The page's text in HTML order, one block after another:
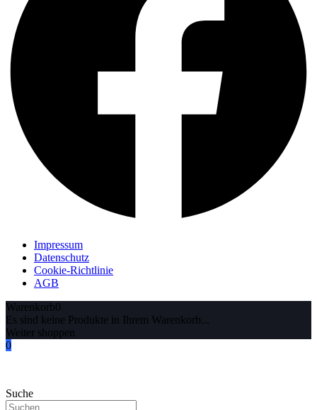
Impressum
Datenschutz
Cookie-Richtlinie
AGB
Warenkorb0
Es sind keine Produkte in Ihrem Warenkorb...
Weiter shoppen
0
Suche